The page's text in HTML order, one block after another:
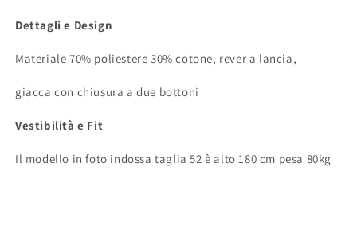
Dettagli e Design
Materiale 70% poliestere 30% cotone, rever a lancia,
giacca con chiusura a due bottoni
Vestibilità e Fit
Il modello in foto indossa taglia 52 è alto 180 cm pesa 80kg